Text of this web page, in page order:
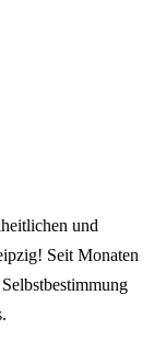
und
Seit Monaten